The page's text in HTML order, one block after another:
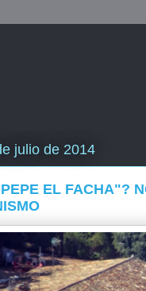
julio de 2014
EL FACHA"?